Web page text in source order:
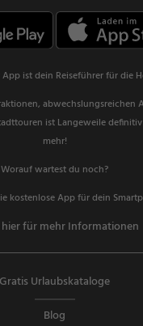
ist dein Reiseführer für die
abwechslungsreichen
ist Langeweile
mehr!
Worauf wartest du noch?
kostenlose App für dein
hier für mehr Informationen
Gratis Urlaubskataloge
Blog